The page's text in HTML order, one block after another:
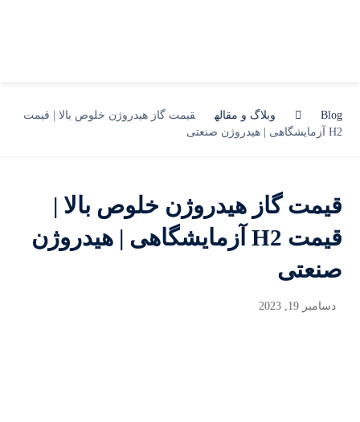
Blog وبلاگ و مقاله
قیمت گاز هیدروژن خلوص بالا | قیمت
H2 آزمایشگاهی | هیدروژن صنعتی
قیمت گاز هیدروژن خلوص بالا |
قیمت H2 آزمایشگاهی | هیدروژن
صنعتی
دسامبر 19, 2023